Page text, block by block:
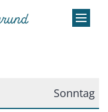
Sonntag